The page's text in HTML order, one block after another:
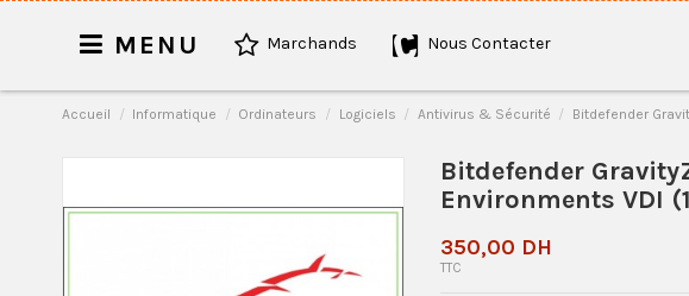
MENU Marchands Nous Contacter
Accueil Informatique Ordinateurs Logiciels Antivirus & Sécurité Bitdefender
Bitdefender
Environments VDI
350,00 DH
TTC